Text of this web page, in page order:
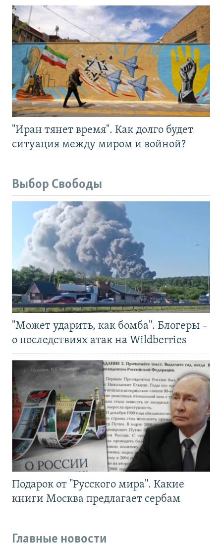
"Иран тянет время". Как долго будет
ситуация между миром и войной?
Выбор Свободы
"Может ударить, как бомба". Блогеры –
о последствиях атак на Wildberries
Подарок от "Русского мира". Какие
книги Москва предлагает сербам
Главные новости